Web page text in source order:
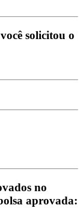
solicitou o
no
aprovada: